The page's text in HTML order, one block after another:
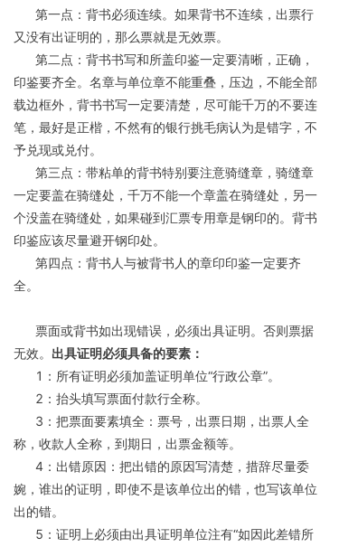
第一点：背书必须连续。如果背书不连续，出票行
又没有出证明的，那么票就是无效票。
第二点：背书书写和所盖印鉴一定要清晰，正确，
印鉴要齐全。名章与单位章不能重叠，压边，不能全部
载边框外，背书书写一定要清楚，尽可能千万的不要连
笔，最好是正楷，不然有的银行挑毛病认为是错字，不
予兑现或兑付。
第三点：带粘单的背书特别要注意骑缝章，骑缝章
一定要盖在骑缝处，千万不能一个章盖在骑缝处，另一
个没盖在骑缝处，如果碰到汇票专用章是钢印的。背书
印鉴应该尽量避开钢印处。
第四点：背书人与被背书人的章印印鉴一定要齐
全。
票面或背书如出现错误，必须出具证明。否则票据
无效。 出具证明必须具备的要素：
1：所有证明必须加盖证明单位“行政公章”。
2：抬头填写票面付款行全称。
3：把票面要素填全：票号，出票日期，出票人全
称，收款人全称，到期日，出票金额等。
4：出错原因：把出错的原因写清楚，措辞尽量委
婉，谁出的证明，即使不是该单位出的错，也写该单位
出的错。
5：证明上必须由出具证明单位注有“如因此差错所